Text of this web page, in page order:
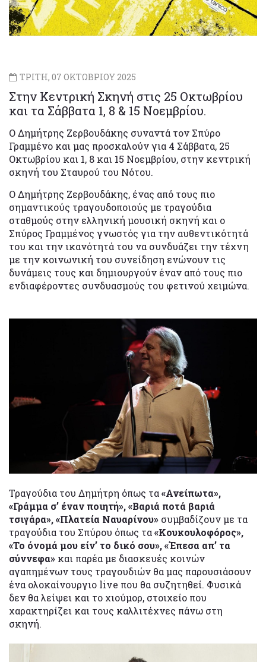
ΤΡΙΤΗ, 07 ΟΚΤΩΒΡΙΟΥ 2025
Στην Κεντρική Σκηνή στις 25 Οκτωβρίου
και τα Σάββατα 1, 8 & 15 Νοεμβρίου.
Ο Δημήτρης Ζερβουδάκης συναντά τον Σπύρο
Γραμμένο και μας προσκαλούν για 4 Σάββατα, 25
Οκτωβρίου και 1, 8 και 15 Νοεμβρίου, στην κεντρική
σκηνή του Σταυρού του Νότου.
Ο Δημήτρης Ζερβουδάκης, ένας από τους πιο
σημαντικούς τραγουδοποιούς με τραγούδια
σταθμούς στην ελληνική μουσική σκηνή και ο
Σπύρος Γραμμένος γνωστός για την αυθεντικότητά
του και την ικανότητά του να συνδυάζει την τέχνη
με την κοινωνική του συνείδηση ενώνουν τις
δυνάμεις τους και δημιουργούν έναν από τους πιο
ενδιαφέροντες συνδυασμούς του φετινού χειμώνα.
Τραγούδια του Δημήτρη όπως τα«Ανείπωτα»,
«Γράμμα σ’ έναν ποιητή», «Βαριά ποτά βαριά
τσιγάρα», «Πλατεία Ναυαρίνου» συμβαδίζουν με τα
τραγούδια του Σπύρου όπως τα«Κουκουλοφόρος»,
«Το όνομά μου είν’ το δικό σου», «Έπεσα απ’ τα
σύννεφα» και παρέα με διασκευές κοινών
αγαπημένων τους τραγουδιών θα μας παρουσιάσουν
ένα ολοκαίνουργιο live που θα συζητηθεί. Φυσικά
δεν θα λείψει και το χιούμορ, στοιχείο που
χαρακτηρίζει και τους καλλιτέχνες πάνω στη
σκηνή.